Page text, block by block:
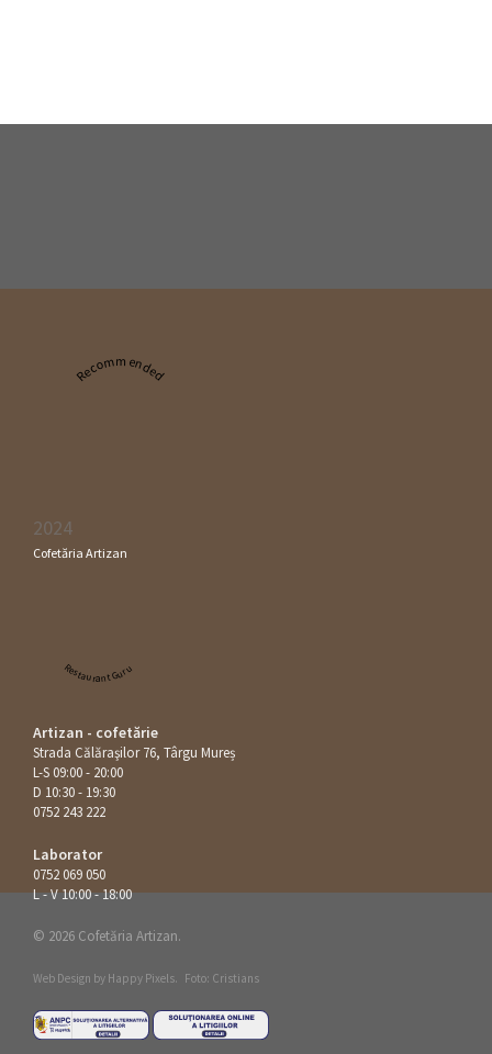
Recommended
2024
Cofetăria Artizan
Restaurant Guru
Artizan - cofetărie
Strada Călăraşilor 76, Târgu Mureș
L-S 09:00 - 20:00
D 10:30 - 19:30
0752 243 222
Laborator
0752 069 050
L - V 10:00 - 18:00
© 2026 Cofetăria Artizan.
Web Design by Happy Pixels. Foto: Cristians